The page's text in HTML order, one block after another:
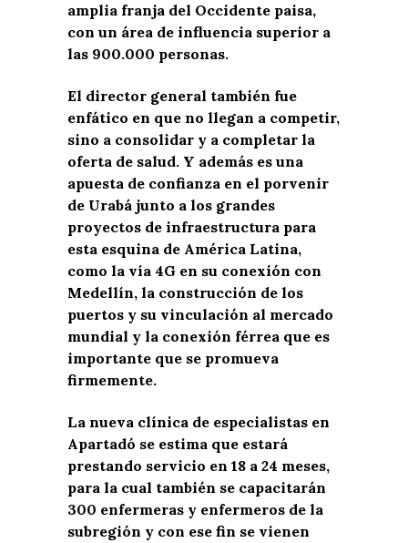
amplia franja del Occidente paisa,
con un área de influencia superior a
las 900.000 personas.
El director general también fue
enfático en que no llegan a competir,
sino a consolidar y a completar la
oferta de salud. Y además es una
apuesta de confianza en el porvenir
de Urabá junto a los grandes
proyectos de infraestructura para
esta esquina de América Latina,
como la vía 4G en su conexión con
Medellín, la construcción de los
puertos y su vinculación al mercado
mundial y la conexión férrea que es
importante que se promueva
firmemente.
La nueva clínica de especialistas en
Apartadó se estima que estará
prestando servicio en 18 a 24 meses,
para la cual también se capacitarán
300 enfermeras y enfermeros de la
subregión y con ese fin se vienen